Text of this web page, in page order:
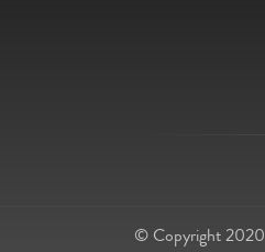
© Copyright 2020